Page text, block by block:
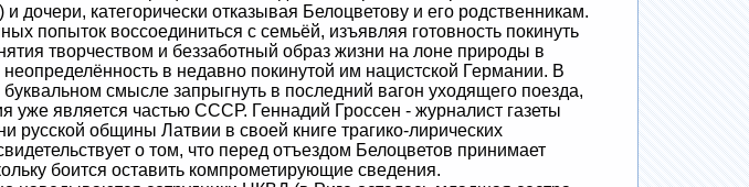
категорически отказывая Белоцветову и его родственникам.
попыток воссоединиться с семьёй, изъявляя готовность покинуть
творчеством и беззаботный образ жизни на лоне природы в
в недавно покинутой им нацистской Германии. В
смысле запрыгнуть в последний вагон уходящего поезда,
уже является частью СССР. Геннадий Гроссен - журналист газеты
русской общины Латвии в своей книге трагико-лирических
о том, что перед отъездом Белоцветов принимает
боится оставить компрометирующие сведения.